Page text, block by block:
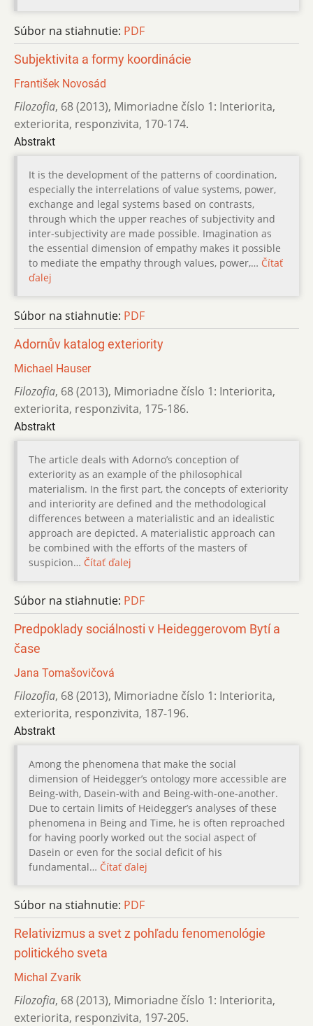
Súbor na stiahnutie: PDF
Subjektivita a formy koordinácie
František Novosád
Filozofia, 68 (2013), Mimoriadne číslo 1: Interiorita,
exteriorita, responzivita, 170-174.
Abstrakt
It is the development of the patterns of coordination,
especially the interrelations of value systems, power,
exchange and legal systems based on contrasts,
through which the upper reaches of subjectivity and
inter-subjectivity are made possible. Imagination as
the essential dimension of empathy makes it possible
to mediate the empathy through values, power,… Čítať
ďalej
Súbor na stiahnutie: PDF
Adornův katalog exteriority
Michael Hauser
Filozofia, 68 (2013), Mimoriadne číslo 1: Interiorita,
exteriorita, responzivita, 175-186.
Abstrakt
The article deals with Adorno’s conception of
exteriority as an example of the philosophical
materialism. In the first part, the concepts of exteriority
and interiority are defined and the methodological
differences between a materialistic and an idealistic
approach are depicted. A materialistic approach can
be combined with the efforts of the masters of
suspicion… Čítať ďalej
Súbor na stiahnutie: PDF
Predpoklady sociálnosti v Heideggerovom Bytí a
čase
Jana Tomašovičová
Filozofia, 68 (2013), Mimoriadne číslo 1: Interiorita,
exteriorita, responzivita, 187-196.
Abstrakt
Among the phenomena that make the social
dimension of Heidegger’s ontology more accessible are
Being-with, Dasein-with and Being-with-one-another.
Due to certain limits of Heidegger’s analyses of these
phenomena in Being and Time, he is often reproached
for having poorly worked out the social aspect of
Dasein or even for the social deficit of his
fundamental… Čítať ďalej
Súbor na stiahnutie: PDF
Relativizmus a svet z pohľadu fenomenológie
politického sveta
Michal Zvarík
Filozofia, 68 (2013), Mimoriadne číslo 1: Interiorita,
exteriorita, responzivita, 197-205.